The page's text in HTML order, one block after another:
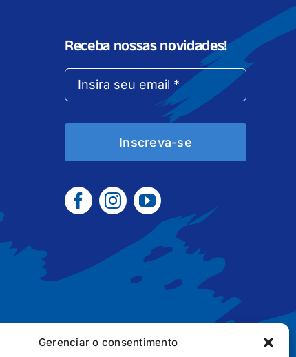
Gerenciar o consentimento
Receba nossas novidades!
Inscreva-se